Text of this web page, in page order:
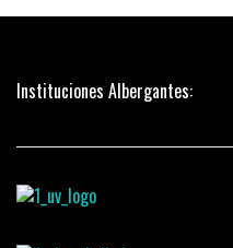
Instituciones Albergantes: